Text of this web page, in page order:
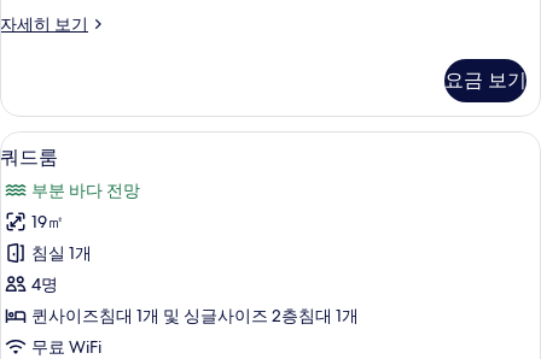
보
자세히 보기
트
자
세
히
보
기
요금 보기
쿼
드
룸
사
진
모
두
저자극성 침구, 미니바, 객실 내 금고,
6
쿼드룸
부분 바다 전망
19㎡
침실 1개
4명
퀸사이즈침대 1개 및 싱글사이즈 2층침대 1개
무료 WiFi